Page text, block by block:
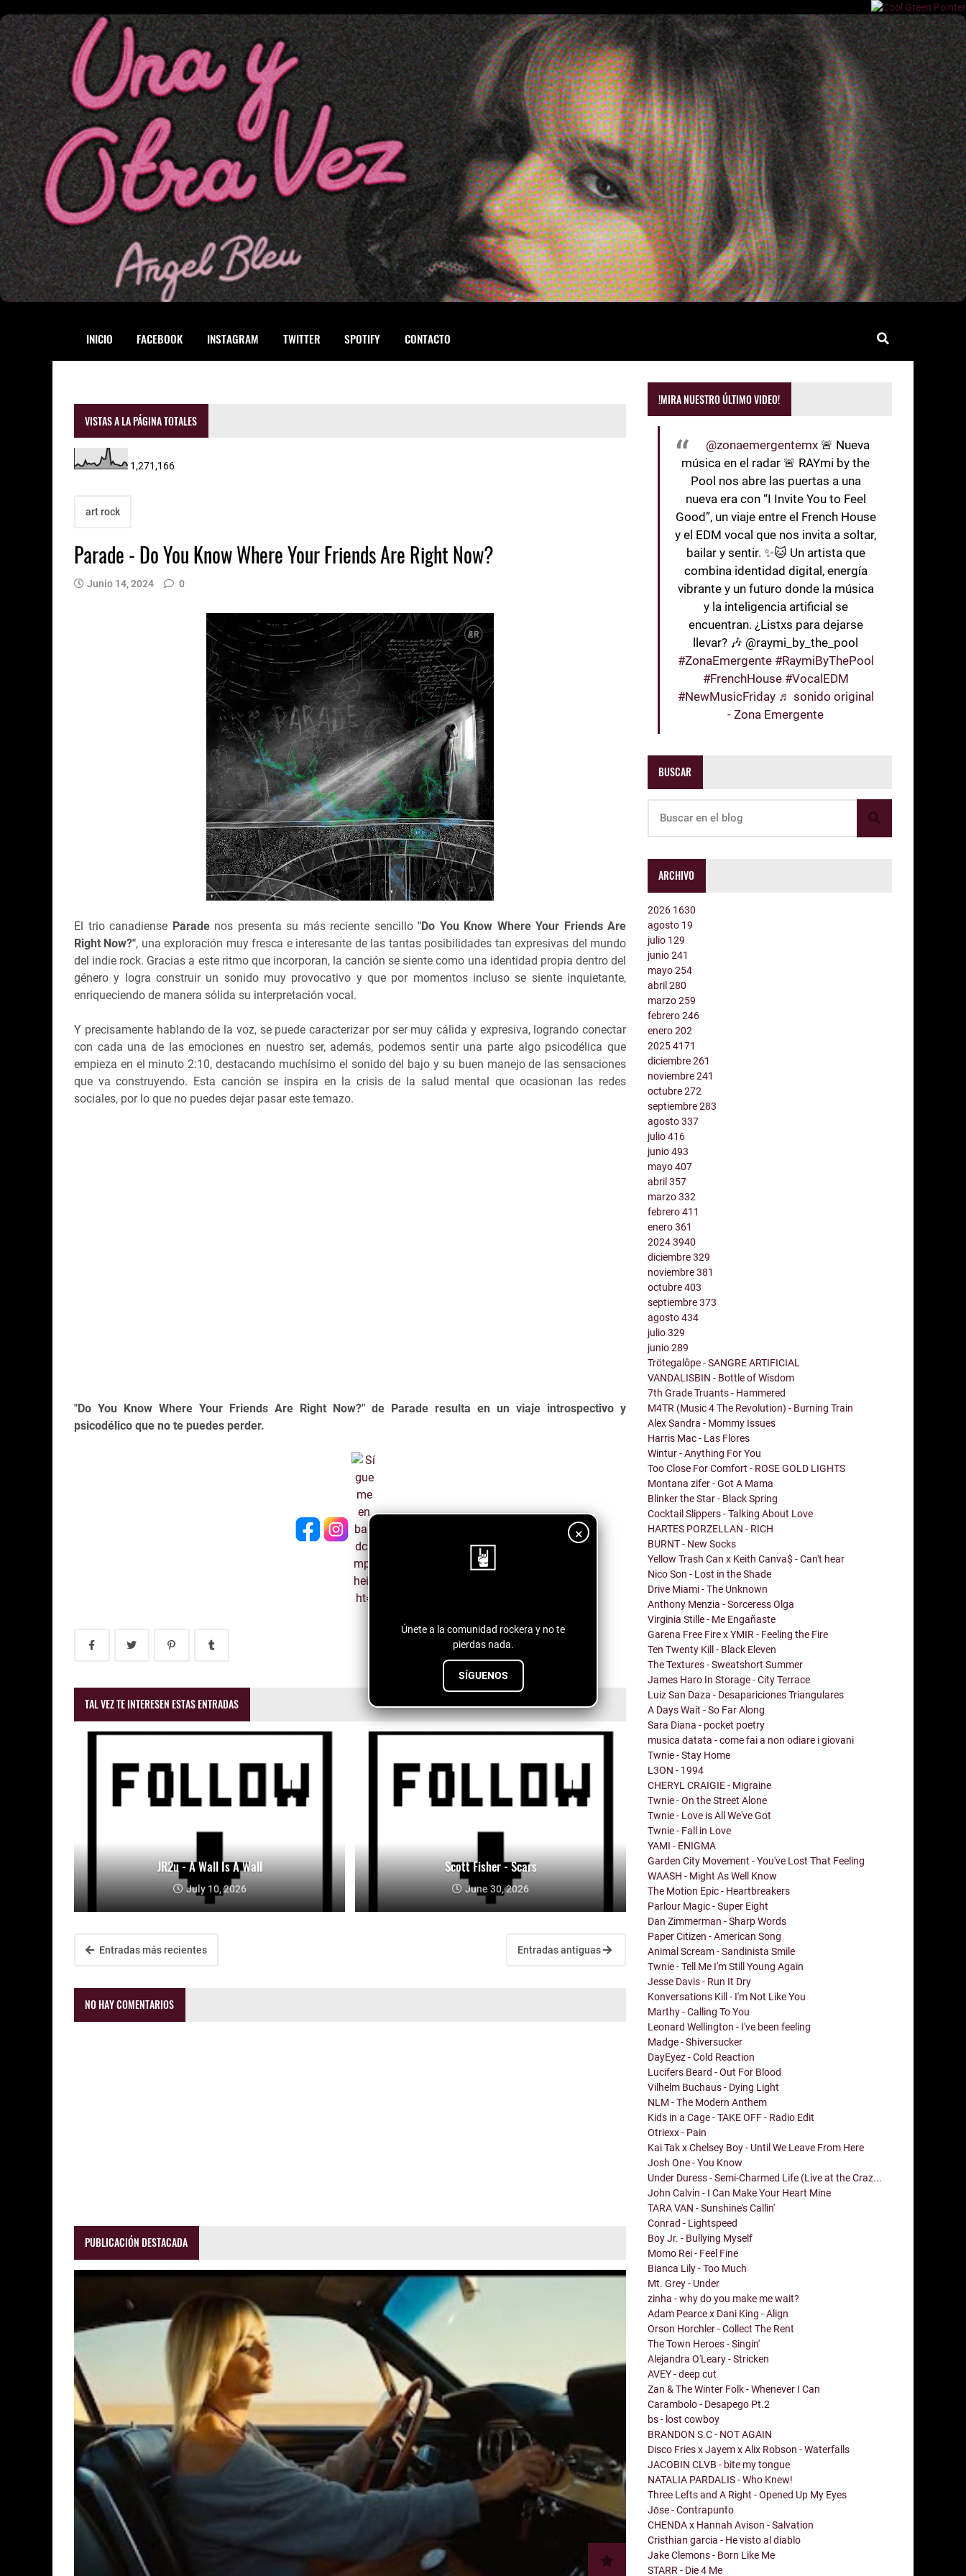
INICIO FACEBOOK INSTAGRAM TWITTER SPOTIFY CONTACTO
×
Únete a la comunidad rockera y no te
pierdas nada.
SÍGUENOS
VISTAS A LA PÁGINA TOTALES
1,271,166
art rock
Parade - Do You Know Where Your Friends Are Right Now?
Junio 14, 2024 0
El trio canadiense Parade nos presenta su más reciente sencillo"Do You Know Where Your Friends Are
Right Now?", una exploración muy fresca e interesante de las tantas posibilidades tan expresivas del mundo
del indie rock. Gracias a este ritmo que incorporan, la canción se siente como una identidad propia dentro del
género y logra construir un sonido muy provocativo y que por momentos incluso se siente inquietante,
enriqueciendo de manera sólida su interpretación vocal.
Y precisamente hablando de la voz, se puede caracterizar por ser muy cálida y expresiva, logrando conectar
con cada una de las emociones en nuestro ser, además, podemos sentir una parte algo psicodélica que
empieza en el minuto 2:10, destacando muchísimo el sonido del bajo y su buen manejo de las sensaciones
que va construyendo. Esta canción se inspira en la crisis de la salud mental que ocasionan las redes
sociales, por lo que no puedes dejar pasar este temazo.
"Do You Know Where Your Friends Are Right Now?" de Parade resulta en un viaje introspectivo y
psicodélico que no te puedes perder.
TAL VEZ TE INTERESEN ESTAS ENTRADAS
JR2u - A Wall Is A Wall
July 10, 2026
Scott Fisher - Scars
June 30, 2026
Entradas más recientes Entradas antiguas
NO HAY COMENTARIOS
PUBLICACIÓN DESTACADA
!MIRA NUESTRO ÚLTIMO VIDEO!
@zonaemergentemx 🚨 Nueva
música en el radar 🚨 RAYmi by the
Pool nos abre las puertas a una
nueva era con “I Invite You to Feel
Good”, un viaje entre el French House
y el EDM vocal que nos invita a soltar,
bailar y sentir. ✨🐱 Un artista que
combina identidad digital, energía
vibrante y un futuro donde la música
y la inteligencia artificial se
encuentran. ¿Listxs para dejarse
llevar? 🎶 @raymi_by_the_pool
#ZonaEmergente #RaymiByThePool
#FrenchHouse #VocalEDM
#NewMusicFriday ♬ sonido original
- Zona Emergente
BUSCAR
ARCHIVO
2026 1630
agosto 19
julio 129
junio241
mayo254
abril280
marzo259
febrero246
enero202
20254171
diciembre261
noviembre241
octubre272
septiembre283
agosto337
julio416
junio493
mayo407
abril357
marzo332
febrero411
enero361
20243940
diciembre329
noviembre381
octubre403
septiembre373
agosto434
julio329
junio289
Trötegalôpe - SANGRE ARTIFICIAL
VANDALISBIN - Bottle of Wisdom
7th Grade Truants - Hammered
M4TR (Music 4 The Revolution) - Burning Train
Alex Sandra - Mommy Issues
Harris Mac - Las Flores
Wintur - Anything For You
Too Close For Comfort - ROSE GOLD LIGHTS
Montana zifer - Got A Mama
Blinker the Star - Black Spring
Cocktail Slippers - Talking About Love
HARTES PORZELLAN - RICH
BURNT - New Socks
Yellow Trash Can x Keith Canva$ - Can't hear
Nico Son - Lost in the Shade
Drive Miami - The Unknown
Anthony Menzia - Sorceress Olga
Virginia Stille - Me Engañaste
Garena Free Fire x YMIR - Feeling the Fire
Ten Twenty Kill - Black Eleven
The Textures - Sweatshort Summer
James Haro In Storage - City Terrace
Luiz San Daza - Desapariciones Triangulares
A Days Wait - So Far Along
Sara Diana - pocket poetry
musica datata - come fai a non odiare i giovani
Twnie - Stay Home
L3ON - 1994
CHERYL CRAIGIE - Migraine
Twnie - On the Street Alone
Twnie - Love is All We've Got
Twnie - Fall in Love
YAMI - ENIGMA
Garden City Movement - You've Lost That Feeling
WAASH - Might As Well Know
The Motion Epic - Heartbreakers
Parlour Magic - Super Eight
Dan Zimmerman - Sharp Words
Paper Citizen - American Song
Animal Scream - Sandinista Smile
Twnie - Tell Me I'm Still Young Again
Jesse Davis - Run It Dry
Konversations Kill - I'm Not Like You
Marthy - Calling To You
Leonard Wellington - I've been feeling
Madge - Shiversucker
DayEyez - Cold Reaction
Lucifers Beard - Out For Blood
Vilhelm Buchaus - Dying Light
NLM - The Modern Anthem
Kids in a Cage - TAKE OFF - Radio Edit
Otriexx - Pain
Kai Tak x Chelsey Boy - Until We Leave From Here
Josh One - You Know
Under Duress - Semi-Charmed Life (Live at the Craz...
John Calvin - I Can Make Your Heart Mine
TARA VAN - Sunshine's Callin'
Conrad - Lightspeed
Boy Jr. - Bullying Myself
Momo Rei - Feel Fine
Bianca Lily - Too Much
Mt. Grey - Under
zinha - why do you make me wait?
Adam Pearce x Dani King - Align
Orson Horchler - Collect The Rent
The Town Heroes - Singin'
Alejandra O'Leary - Stricken
AVEY - deep cut
Zan & The Winter Folk - Whenever I Can
Carambolo - Desapego Pt.2
bs - lost cowboy
BRANDON S.C - NOT AGAIN
Disco Fries x Jayem x Alix Robson - Waterfalls
JACOBIN CLVB - bite my tongue
NATALIA PARDALIS - Who Knew!
Three Lefts and A Right - Opened Up My Eyes
Jōse - Contrapunto
CHENDA x Hannah Avison - Salvation
Cristhian garcia - He visto al diablo
Jake Clemons - Born Like Me
STARR - Die 4 Me